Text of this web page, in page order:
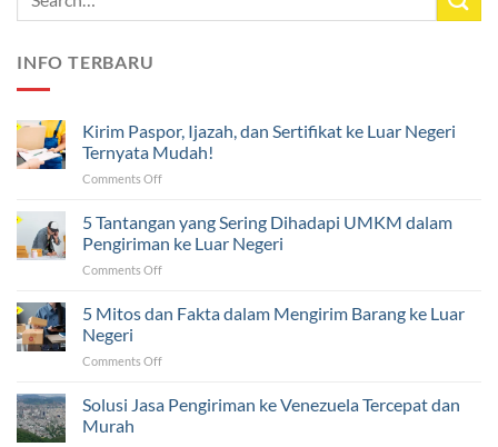
INFO TERBARU
Kirim Paspor, Ijazah, dan Sertifikat ke Luar Negeri
Ternyata Mudah!
Comments Offon
Ijazah,
dan
Sertifikat
Luar
5 Tantangan yang Sering Dihadapi UMKM dalam
Pengiriman ke Luar Negeri
Comments Offon
Tantangan
yang
Dihadapi
dalam
Pengiriman
5 Mitos dan Fakta dalam Mengirim Barang ke Luar
Negeri
Comments Offon
Mitos
dan
Solusi Jasa Pengiriman ke Venezuela Tercepat dan
Murah